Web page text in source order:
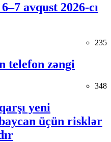
avqust 2026-cı
235
telefon zəngi
348
yeni
üçün risklər